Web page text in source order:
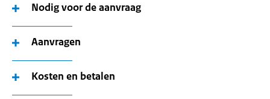
Nodig voor de aanvraag
Aanvragen
Kosten en betalen